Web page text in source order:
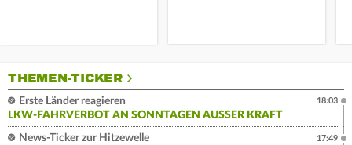
THEMEN-TICKER
Erste Länder reagieren
LKW-FAHRVERBOT AN SONNTAGEN AUSSER KRAFT
18:03
News-Ticker zur Hitzewelle
17:49